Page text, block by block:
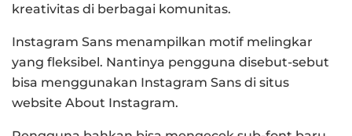
kreativitas di berbagai komunitas.
Instagram Sans menampilkan motif melingkar
yang fleksibel. Nantinya pengguna disebut-sebut
bisa menggunakan Instagram Sans di situs
website About Instagram.